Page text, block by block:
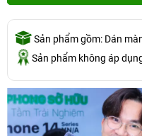
Sản phẩm gồm: Dán
Sản phẩm không áp